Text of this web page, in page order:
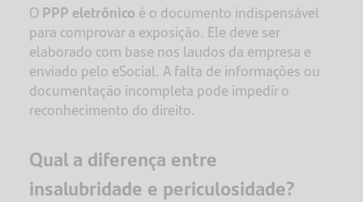
OPPP eletrônico é o documento indispensável
para comprovar a exposição. Ele deve ser
elaborado com base nos laudos da empresa e
enviado pelo eSocial. A falta de informações ou
documentação incompleta pode impedir o
reconhecimento do direito.
Qual a diferença entre
insalubridade e periculosidade?